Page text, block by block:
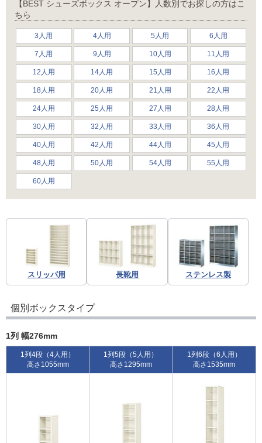
【BEST シューズボックス オープン】人数別でお探しの方はこ
ちら
3人用 4人用 5人用 6人用
7人用 9人用 10人用 11人用
12人用 14人用 15人用 16人用
18人用 20人用 21人用 22人用
24人用 25人用 27人用 28人用
30人用 32人用 33人用 36人用
40人用 42人用 44人用 45人用
48人用 50人用 54人用 55人用
60人用
スリッパ用 長靴用 ステンレス製
個別ボックスタイプ
1列 幅276mm
1列4段（4人用）
高さ1055mm
1列5段（5人用）
高さ1295mm
1列6段（6人用）
高さ1535mm